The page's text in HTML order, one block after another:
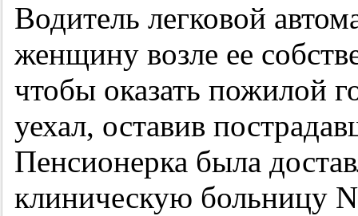
Водитель легковой
женщину возле ее
чтобы оказать пожилой
уехал, оставив
Пенсионерка была
клиническую больницу